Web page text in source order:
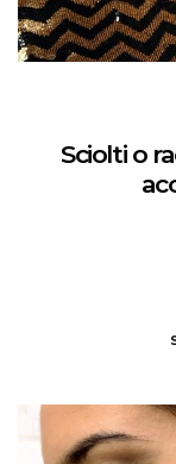
Sciolti o